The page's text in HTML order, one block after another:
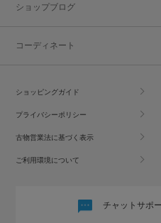
ショップブログ
コーディネート
ショッピングガイド
プライバシーポリシー
古物営業法に基づく表示
ご利用環境について
チャットサポ